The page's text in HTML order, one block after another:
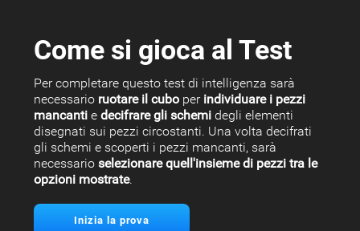
Come si gioca al Test
Per completare questo test di intelligenza sarà
necessario ruotare il cubo per individuare i pezzi
mancanti edecifrare gli schemi degli elementi
disegnati sui pezzi circostanti. Una volta decifrati
gli schemi e scoperti i pezzi mancanti, sarà
necessarioselezionare quell'insieme di pezzi tra le
opzioni mostrate.
Inizia la prova